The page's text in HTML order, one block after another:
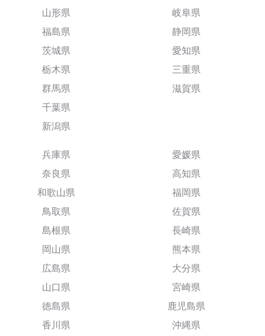
山形県
福島県
茨城県
栃木県
群馬県
千葉県
新潟県
岐阜県
静岡県
愛知県
三重県
滋賀県
兵庫県
奈良県
和歌山県
鳥取県
島根県
岡山県
広島県
山口県
徳島県
香川県
愛媛県
高知県
福岡県
佐賀県
長崎県
熊本県
大分県
宮崎県
鹿児島県
沖縄県